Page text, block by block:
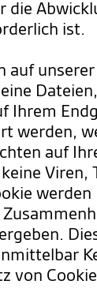
die
ist.
auf
Ihrem
werden,
auf
Viren,
von